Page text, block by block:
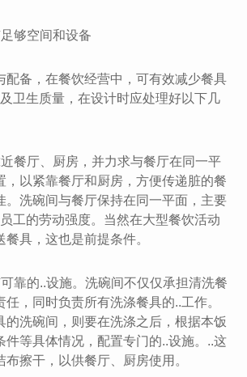
够空间和设备
备，在餐饮经营中，可有效减少餐具
卫生质量，在设计时应处理好以下几
餐厅、厨房，并力求与餐厅在同一平
，以紧靠餐厅和厨房，方便传递脏的餐
。洗碗间与餐厅保持在同一平面，主要
工的劳动强度。当然在大型餐饮活动
具，这也是前提条件。
靠的..设施。洗碗间不仅仅承担清洗餐
，同时负责所有洗涤餐具的..工作。
的洗碗间，则要在洗涤之后，根据本饭
件等具体情况，配置专门的..设施。..这
布擦干，以供餐厅、厨房使用。